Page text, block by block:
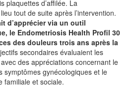
plaquettes d’affilée. La
tout de suite après l’intervention.
d’apprécier via un outil
le Endometriosis Health Profil 30
des douleurs trois ans après la
secondaires évaluaient les
des appréciations concernant le
symptômes gynécologiques et le
familiale et sociale.